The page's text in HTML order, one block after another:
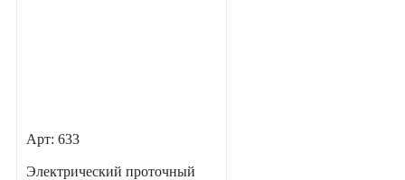
Арт: 633
Электрический проточный